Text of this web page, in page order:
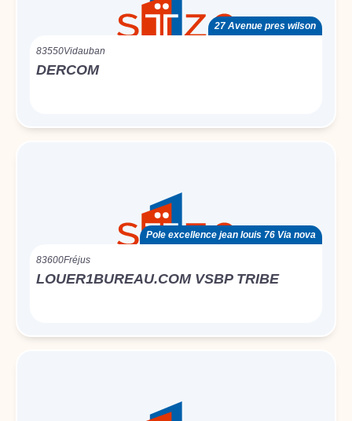
27 Avenue pres wilson
83550Vidauban
DERCOM
Pole excellence jean louis 76 Via nova
83600Fréjus
LOUER1BUREAU.COM VSBP TRIBE